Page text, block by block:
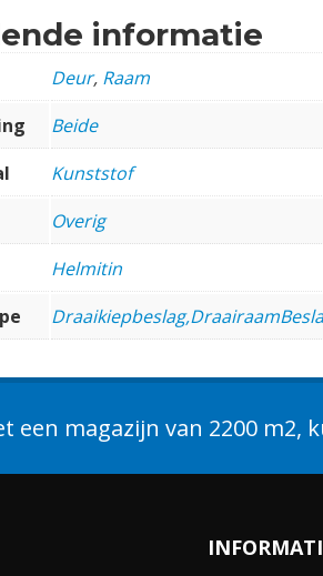
informatie
Deur, Raam
Beide
Kunststof
Overig
Helmitin
een magazijn van 2200 m2,